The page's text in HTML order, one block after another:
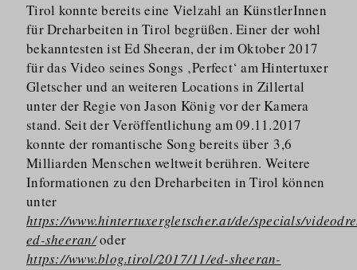
Tirol konnte bereits eine Vielzahl an KünstlerInnen
für Dreharbeiten in Tirol begrüßen. Einer der wohl
bekanntesten ist Ed Sheeran, der im Oktober 2017
für das Video seines Songs ‚Perfect‘ am Hintertuxer
Gletscher und an weiteren Locations in Zillertal
unter der Regie von Jason König vor der Kamera
stand. Seit der Veröffentlichung am 09.11.2017
konnte der romantische Song bereits über 3,6
Milliarden Menschen weltweit berühren. Weitere
Informationen zu den Dreharbeiten in Tirol können
unter
https://www.hintertuxergletscher.at/de/specials/
ed-sheeran/oder
https://www.blog.tirol/2017/11/ed-sheeran-